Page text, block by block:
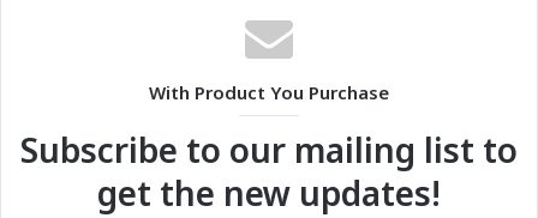
With Product You Purchase
Subscribe to our mailing list to
get the new updates!